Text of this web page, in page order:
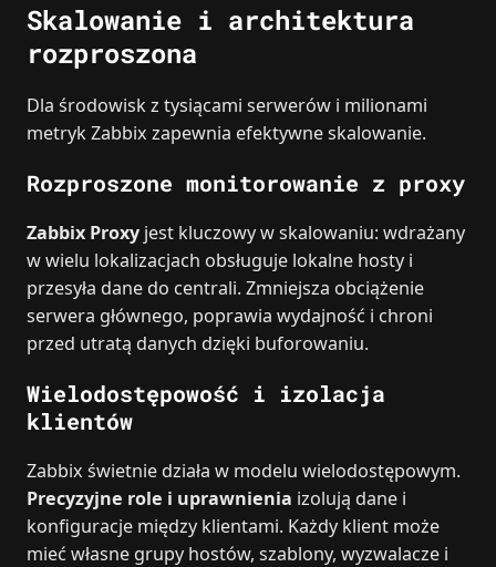
Skalowanie i architektura
rozproszona
Dla środowisk z tysiącami serwerów i milionami
metryk Zabbix zapewnia efektywne skalowanie.
Rozproszone monitorowanie z proxy
Zabbix Proxy jest kluczowy w skalowaniu: wdrażany
w wielu lokalizacjach obsługuje lokalne hosty i
przesyła dane do centrali. Zmniejsza obciążenie
serwera głównego, poprawia wydajność i chroni
przed utratą danych dzięki buforowaniu.
Wielodostępowość i izolacja
klientów
Zabbix świetnie działa w modelu wielodostępowym.
Precyzyjne role i uprawnienia izolują dane i
konfiguracje między klientami. Każdy klient może
mieć własne grupy hostów, szablony, wyzwalacze i